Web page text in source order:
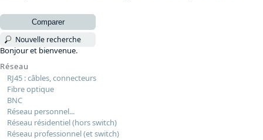
Comparer
Nouvelle recherche
Bonjour et bienvenue.
Réseau
RJ45 : câbles, connecteurs
Fibre optique
BNC
Réseau personnel...
Réseau résidentiel (hors switch)
Réseau professionnel (et switch)